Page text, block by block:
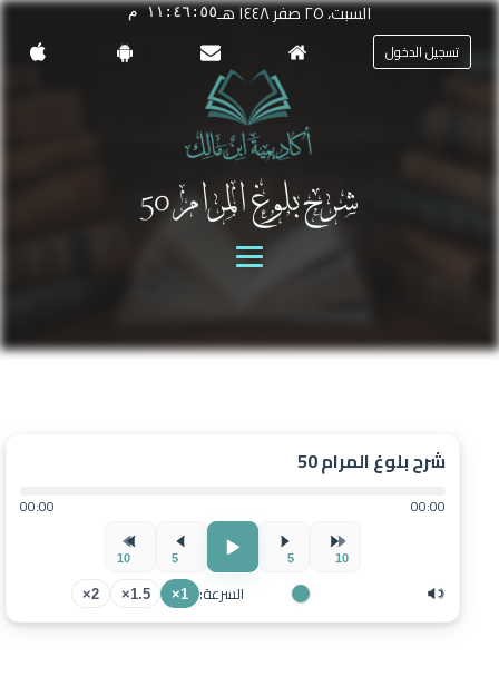
تسجيل الدخول
السبت، ٢٥ صفر ١٤٤٨ هـ ١١:٤٦:٥٥ م
شرح بلوغ المرام 50
شرح بلوغ المرام 50
00:00
00:00
10
5
5
10
السرعة: 1×
1.5×
2×